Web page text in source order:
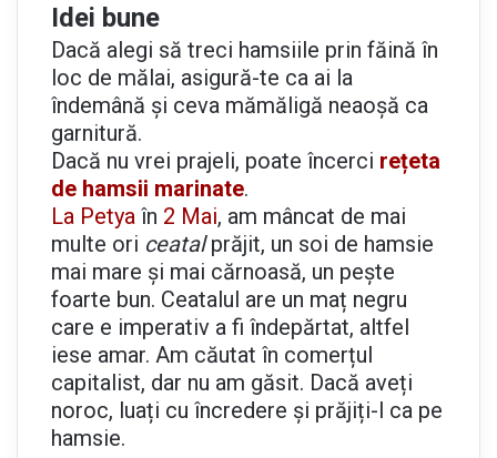
Idei bune
Dacă alegi să treci hamsiile prin făină în
loc de mălai, asigură-te ca ai la
îndemână și ceva mămăligă neaoșă ca
garnitură.
Dacă nu vrei prajeli, poate încerci rețeta
de hamsii marinate.
La Petya în 2 Mai, am mâncat de mai
multe ori ceatalprăjit, un soi de hamsie
mai mare și mai cărnoasă, un pește
foarte bun. Ceatalul are un maț negru
care e imperativ a fi îndepărtat, altfel
iese amar. Am căutat în comerțul
capitalist, dar nu am găsit. Dacă aveți
noroc, luați cu încredere și prăjiți-l ca pe
hamsie.